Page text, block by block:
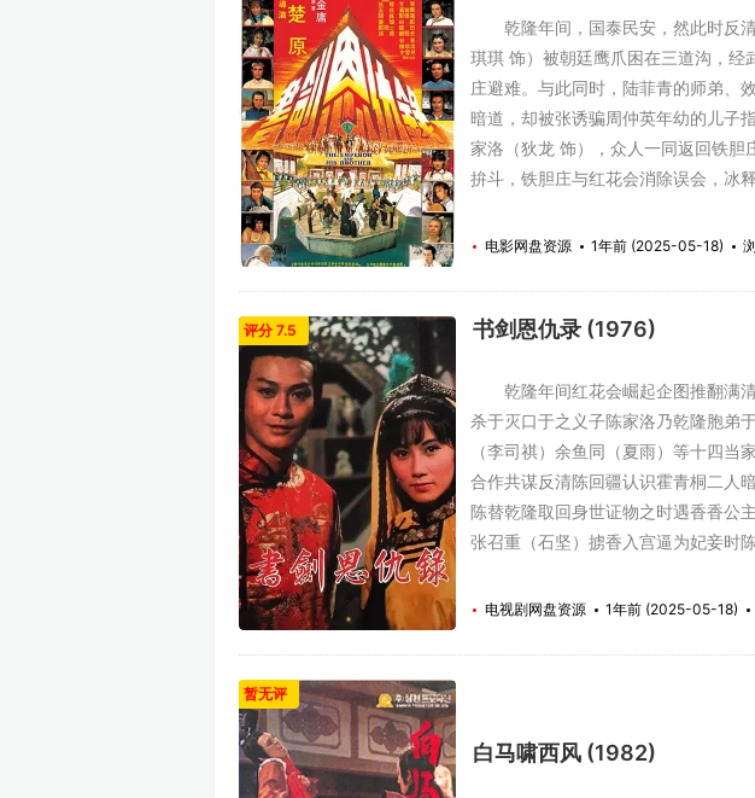
乾隆年间，国泰民安，然此时反清
琪琪 饰）被朝廷鹰爪困在三道沟，经
庄避难。与此同时，陆菲青的师弟、
暗道，却被张诱骗周仲英年幼的儿子
家洛（狄龙 饰），众人一同返回铁胆
拚斗，铁胆庄与红花会消除误会，
电影网盘资源 1年前 (2025-05-18)
评分 7.5 书剑恩仇录 (1976)
乾隆年间红花会崛起企图推翻满清
杀于灭口于之义子陈家洛乃乾隆胞弟
（李司祺）余鱼同（夏雨）等十四
合作共谋反清陈回疆认识霍青桐二人
陈替乾隆取回身世证物之时遇香香公
张召重（石坚）掳香入宫逼为妃妾时
电视剧网盘资源 1年前 (2025-05-18)
暂无评
白马啸西风 (1982)